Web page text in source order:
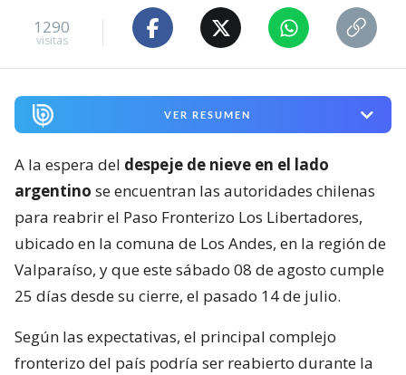
1290
visitas
VER RESUMEN
A la espera del despeje de nieve en el lado
argentino se encuentran las autoridades chilenas
para reabrir el Paso Fronterizo Los Libertadores,
ubicado en la comuna de Los Andes, en la región de
Valparaíso, y que este sábado 08 de agosto cumple
25 días desde su cierre, el pasado 14 de julio.
Según las expectativas, el principal complejo
fronterizo del país podría ser reabierto durante la